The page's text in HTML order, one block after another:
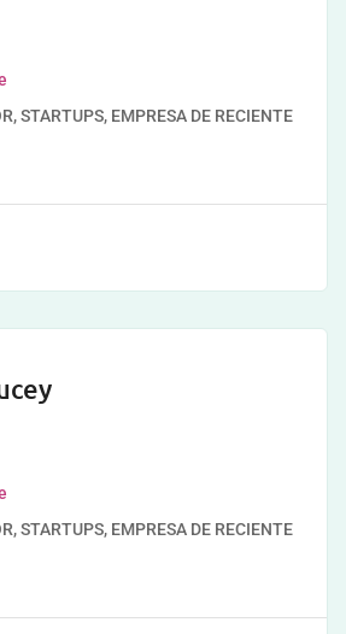
STARTUPS, EMPRESA DE RECIENTE
STARTUPS, EMPRESA DE RECIENTE